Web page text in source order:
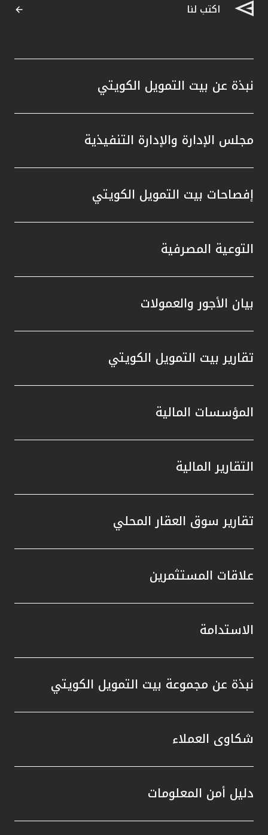
اكتب لنا
نبذة عن بيت التمويل الكويتي
مجلس الإدارة والإدارة التنفيذية
إفصاحات بيت التمويل الكويتي
التوعية المصرفية
بيان الأجور والعمولات
تقارير بيت التمويل الكويتي
المؤسسات المالية
التقارير المالية
تقارير سوق العقار المحلي
علاقات المستثمرين
الاستدامة
نبذة عن مجموعة بيت التمويل الكويتي
شكاوى العملاء
دليل أمن المعلومات